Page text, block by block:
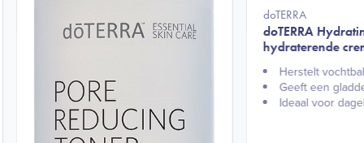
doTERRA
doTERRA
hydraterende
Herstelt
Geeft een
Ideaal voor